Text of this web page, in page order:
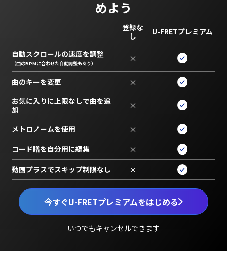
めよう
今すぐU-FRETプレミアムをはじめる
いつでもキャンセルできます
登録な
し
U-FRETプレミアム
自動スクロールの速度を調整
（曲のBPMに合わせた自動調整もあり） ×
曲のキーを変更 ×
お気に入りに上限なしで曲を追
加
×
メトロノームを使用 ×
コード譜を自分用に編集 ×
動画プラスでスキップ制限なし ×